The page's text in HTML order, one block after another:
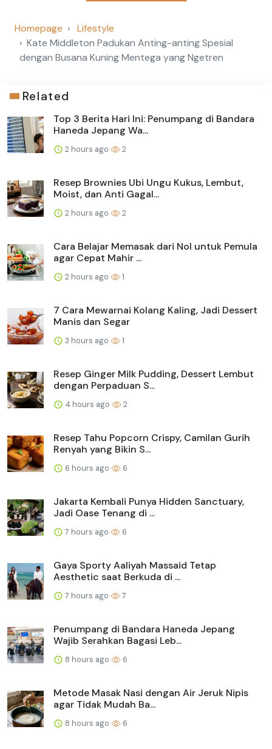
Homepage
Lifestyle
Kate Middleton Padukan Anting-anting Spesial
dengan Busana Kuning Mentega yang Ngetren
Related
Top 3 Berita Hari Ini: Penumpang di Bandara
Haneda Jepang Wa...
2 hours ago 2
Resep Brownies Ubi Ungu Kukus, Lembut,
Moist, dan Anti Gagal...
2 hours ago 2
Cara Belajar Memasak dari Nol untuk Pemula
agar Cepat Mahir ...
2 hours ago 1
7 Cara Mewarnai Kolang Kaling, Jadi Dessert
Manis dan Segar
3 hours ago 1
Resep Ginger Milk Pudding, Dessert Lembut
dengan Perpaduan S...
4 hours ago 2
Resep Tahu Popcorn Crispy, Camilan Gurih
Renyah yang Bikin S...
6 hours ago 6
Jakarta Kembali Punya Hidden Sanctuary,
Jadi Oase Tenang di ...
7 hours ago 6
Gaya Sporty Aaliyah Massaid Tetap
Aesthetic saat Berkuda di ...
7 hours ago 7
Penumpang di Bandara Haneda Jepang
Wajib Serahkan Bagasi Leb...
8 hours ago 6
Metode Masak Nasi dengan Air Jeruk Nipis
agar Tidak Mudah Ba...
8 hours ago 6